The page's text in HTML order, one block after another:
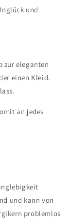
und
zur eleganten
einen Kleid.
an jedes
und kann von
problemlos